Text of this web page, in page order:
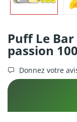
Puff Le
passion
Donnez votre